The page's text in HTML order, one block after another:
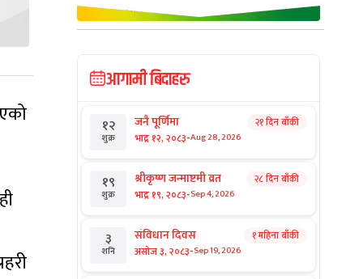
आगामी बिदाहरु
१२
शुक्र
जनै पूर्णिमा
भाद्र १२, २०८३-Aug 28, 2026
२१ दिन बाँकी
१९
शुक्र
श्रीकृष्ण जन्माष्टमी व्रत
भाद्र १९, २०८३-Sep 4, 2026
२८ दिन बाँकी
३
शनि
संविधान दिवस
असोज ३, २०८३-Sep 19, 2026
१ महिना बाँकी